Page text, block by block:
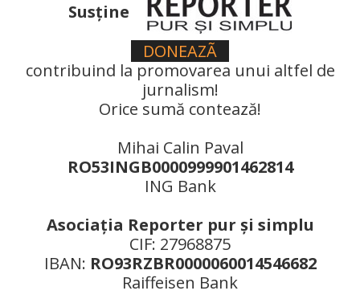
Susţine
DONEAZÃ
contribuind la promovarea unui altfel de
jurnalism!
Orice sumă contează!
Mihai Calin Paval
RO53INGB0000999901462814
ING Bank
Asociaţia Reporter pur şi simplu
CIF: 27968875
IBAN: RO93RZBR0000060014546682
Raiffeisen Bank